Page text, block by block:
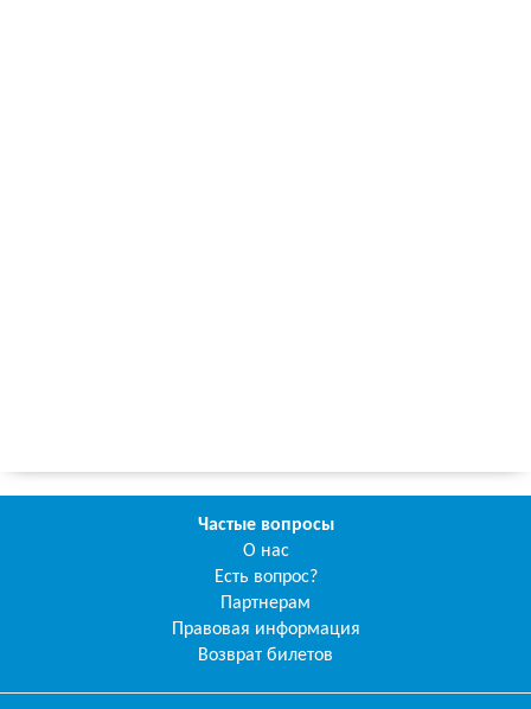
Частые вопросы
О нас
Есть вопрос?
Партнерам
Правовая информация
Возврат билетов